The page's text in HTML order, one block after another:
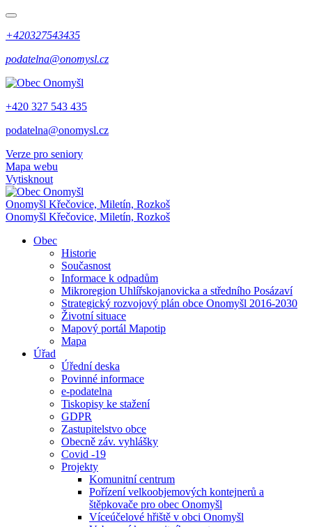
+420327543435
podatelna@onomysl.cz
+420 327 543 435
podatelna@onomysl.cz
Verze pro seniory
Mapa webu
Vytisknout
Onomyšl Křečovice, Miletín, Rozkoš
Onomyšl Křečovice, Miletín, Rozkoš
Obec
Historie
Současnost
Informace k odpadům
Mikroregion Uhlířskojanovicka a středního Posázaví
Strategický rozvojový plán obce Onomyšl 2016-2030
Životní situace
Mapový portál Mapotip
Mapa
Úřad
Úřední deska
Povinné informace
e-podatelna
Tiskopisy ke stažení
GDPR
Zastupitelstvo obce
Obecně záv. vyhlášky
Covid -19
Projekty
Komunitní centrum
Pořízení velkoobjemových kontejnerů a
štěpkovače pro obec Onomyšl
Víceúčelové hřiště v obci Onomyšl